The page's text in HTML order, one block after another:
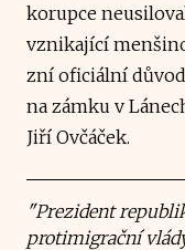
korupce
vznikající
zní oficiální
na zámku v
Jiří Ovčáček.
"Prezident
protimigrační